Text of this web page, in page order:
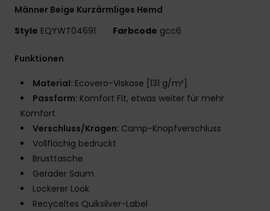
Männer Beige Kurzärmliges Hemd
Style EQYWT04691 Farbcode gcc6
Funktionen
Material: Ecovero-Viskose [131 g/m²]
Passform: Komfort Fit, etwas weiter für mehr
Komfort
Verschluss/Kragen: Camp-Knopfverschluss
Vollflächig bedruckt
Brusttasche
Gerader Saum
Lockerer Look
Recyceltes Quiksilver-Label